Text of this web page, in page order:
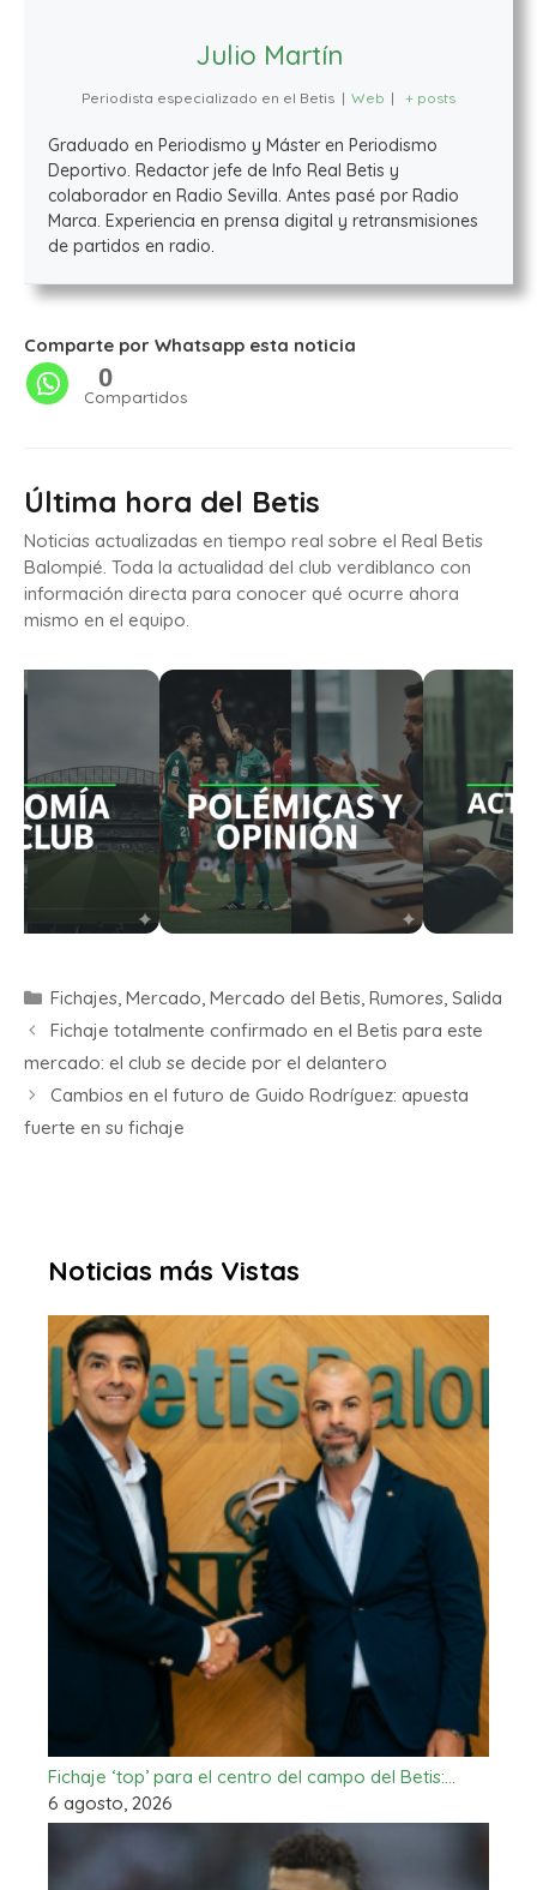
Julio Martín
Periodista especializado en el Betis | Web | + posts
Graduado en Periodismo y Máster en Periodismo
Deportivo. Redactor jefe de Info Real Betis y
colaborador en Radio Sevilla. Antes pasé por Radio
Marca. Experiencia en prensa digital y retransmisiones
de partidos en radio.
Comparte por Whatsapp esta noticia
0
Compartidos
Última hora del Betis
Noticias actualizadas en tiempo real sobre el Real Betis
Balompié. Toda la actualidad del club verdiblanco con
información directa para conocer qué ocurre ahora
mismo en el equipo.
Fichajes Mercado Mercado del Betis Rumores Salida
Fichaje totalmente confirmado en el Betis para este
mercado: el club se decide por el delantero
Cambios en el futuro de Guido Rodríguez: apuesta
fuerte en su fichaje
Noticias más Vistas
Fichaje ‘top’ para el centro del campo del Betis:…
6 agosto, 2026